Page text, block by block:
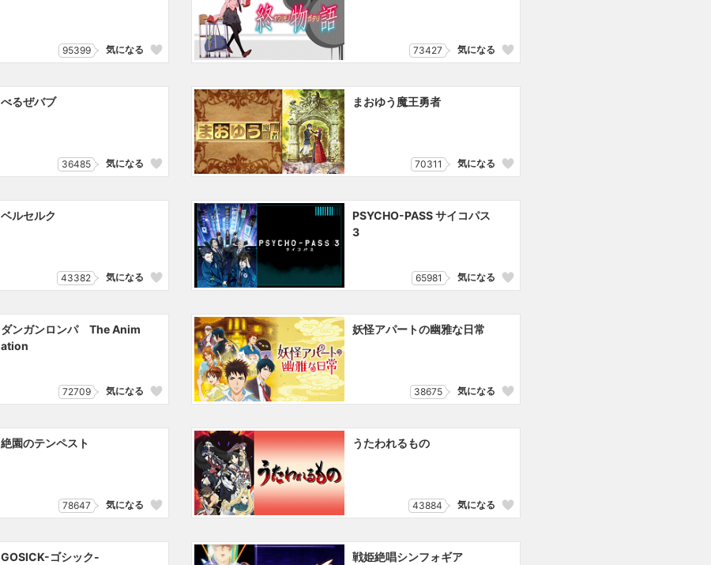
95399 気になる 73427 気になる
べるぜバブ
36485 気になる
まおゆう魔王勇者
70311 気になる
ベルセルク
43382 気になる
PSYCHO-PASS サイコパス
3
65981 気になる
ダンガンロンパ The Anim
ation
72709 気になる
妖怪アパートの幽雅な日常
38675 気になる
絶園のテンペスト
78647 気になる
うたわれるもの
43884 気になる
GOSICK-ゴシック- 戦姫絶唱シンフォギア